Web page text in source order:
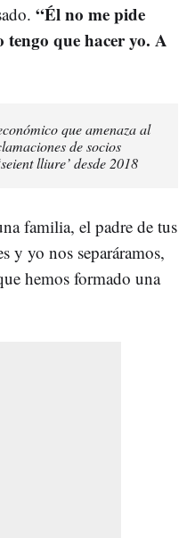
“Él no me pide
que hacer yo. A
que amenaza al
de socios
lliure’ desde 2018
familia, el padre de tus
y yo nos separáramos,
hemos formado una